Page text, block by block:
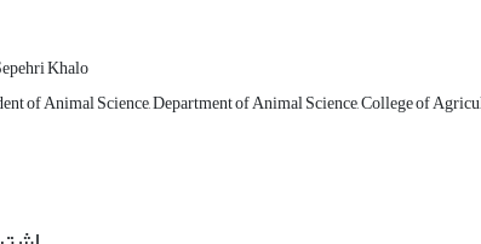
Khalo
of Animal Science, Department of Animal Science, College of